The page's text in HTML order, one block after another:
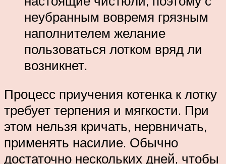
неубранным вовремя грязным
наполнителем желание
пользоваться лотком вряд ли
возникнет.
Процесс приучения котенка к лотку
требует терпения и мягкости. При
этом нельзя кричать, нервничать,
применять насилие. Обычно
достаточно нескольких дней, чтобы